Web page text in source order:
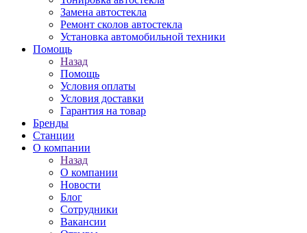
Замена автостекла
Ремонт сколов автостекла
Установка автомобильной техники
Помощь
Назад
Помощь
Условия оплаты
Условия доставки
Гарантия на товар
Бренды
Станции
О компании
Назад
О компании
Новости
Блог
Сотрудники
Вакансии